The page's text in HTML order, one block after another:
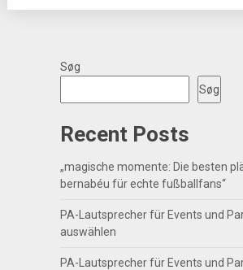
Søg
Søg
Recent Posts
„magische momente: Die besten
bernabéu für echte fußballfans“
PA-Lautsprecher für Events und
auswählen
PA-Lautsprecher für Events und